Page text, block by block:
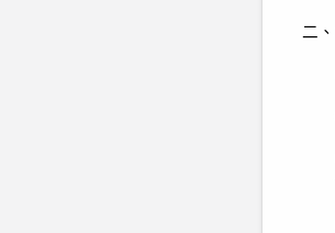
二